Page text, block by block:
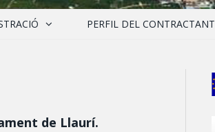
PERFIL DEL CONTRACTANT
de Llaurí.